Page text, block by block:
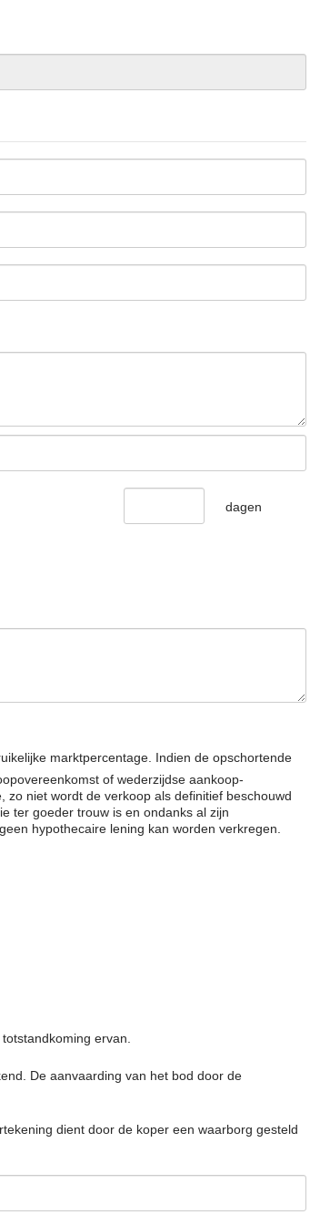
dagen
marktpercentage. Indien de opschortende
of wederzijdse aankoop-
niet wordt de verkoop als definitief beschouwd
ter goeder trouw is en ondanks al zijn
hypothecaire lening kan worden verkregen.
ervan.
De aanvaarding van het bod door de
dient door de koper een waarborg gesteld